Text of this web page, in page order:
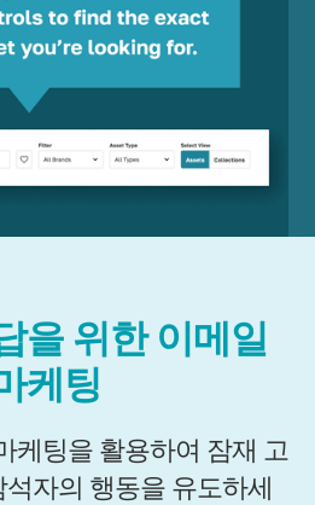
을 위한 이메일
케팅
케팅을 활용하여 잠재 고
자의 행동을 유도하세